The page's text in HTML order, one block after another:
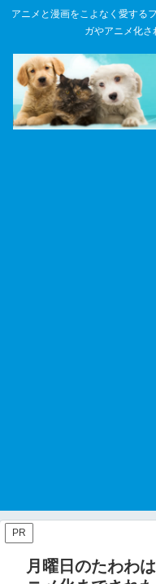
アニメと漫画をこよなく愛する
ガやアニメ化さ
PR
月曜日のたわわ